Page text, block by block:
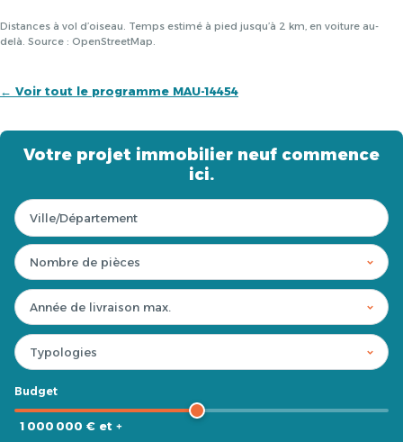
Distances à vol d’oiseau. Temps estimé à pied jusqu’à 2 km, en voiture au-
delà. Source : OpenStreetMap.
← Voir tout le programme MAU-14454
Votre projet immobilier neuf commence
ici.
Budget
1 000 000 € et +